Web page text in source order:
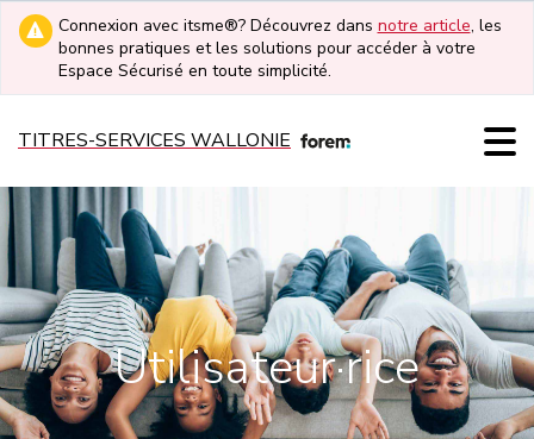
Connexion avec itsme®? Découvrez dans notre article, les
bonnes pratiques et les solutions pour accéder à votre
Espace Sécurisé en toute simplicité.
TITRES-SERVICES WALLONIE
Utilisateur·rice